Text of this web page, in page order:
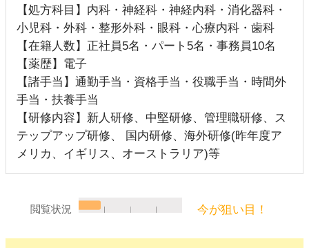
【処方科目】内科・神経科・神経内科・消化器科・
小児科・外科・整形外科・眼科・心療内科・歯科
【在籍人数】正社員5名・パート5名・事務員10名
【薬歴】電子
【諸手当】通勤手当・資格手当・役職手当・時間外
手当・扶養手当
【研修内容】新人研修、中堅研修、管理職研修、ス
テップアップ研修、 国内研修、海外研修(昨年度ア
メリカ、イギリス、オーストラリア)等
閲覧状況 今が狙い目！